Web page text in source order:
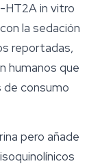
HT2A in vitro
la sedación
reportadas,
humanos que
consumo
pero añade